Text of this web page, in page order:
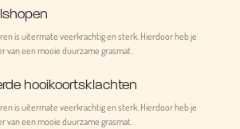
is uitermate veerkrachtig en sterk. Hierdoor heb je
van een mooie duurzame grasmat.
hooikoortsklachten
is uitermate veerkrachtig en sterk. Hierdoor heb je
van een mooie duurzame grasmat.